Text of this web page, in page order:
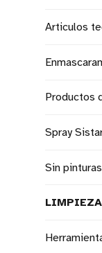
Articulos
Productos
Spray
Sin pinturas